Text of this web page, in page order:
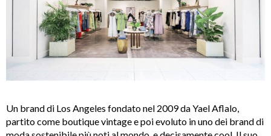
Un brand di Los Angeles fondato nel 2009 da Yael Aflalo,
partito come boutique vintage e poi evoluto in uno dei brand di